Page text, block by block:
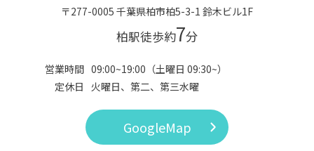
〒277-0005 千葉県柏市柏5-3-1 鈴木ビル1F
柏駅徒歩約7分
営業時間 09:00~19:00（土曜日 09:30~）
定休日
火曜日、第二、第三水曜
GoogleMap